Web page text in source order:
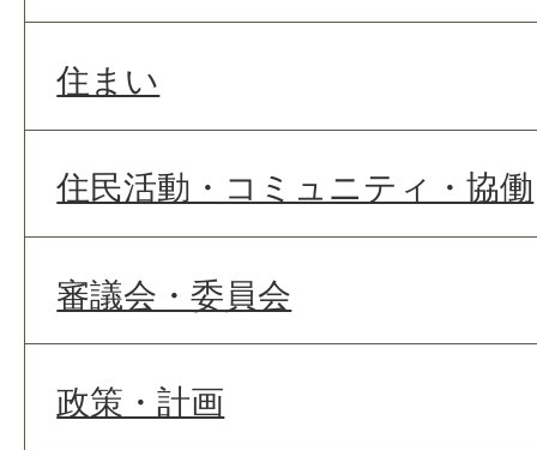
住まい
住民活動・コミュニティ・協働
審議会・委員会
政策・計画